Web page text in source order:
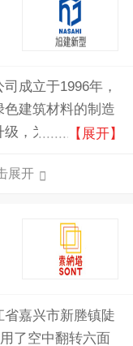
成立于1996年，
建筑材料的制造
，为客户提供符
【展开】
展开
省嘉兴市新塍镇陡
了空中翻转六面